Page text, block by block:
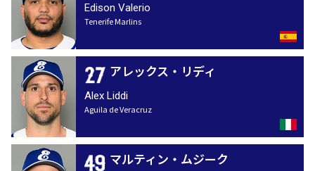
Edison Valerio
Tenerife Marlins
アレックス・リディ
Alex Liddi
Aguila de Veracruz
マルティン・ムジーク